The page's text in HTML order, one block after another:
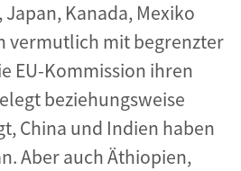
Kanada, Mexiko
vermutlich mit begrenzter
EU-Kommission ihren
beziehungsweise
China und Indien haben
Aber auch Äthiopien,